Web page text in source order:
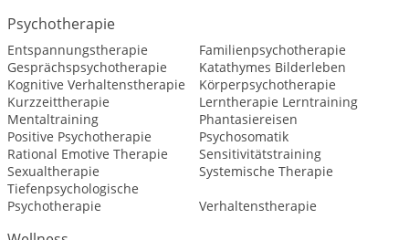
Psychotherapie
Entspannungstherapie
Familienpsychotherapie
Gesprächspsychotherapie
Katathymes Bilderleben
Kognitive Verhaltenstherapie
Körperpsychotherapie
Kurzzeittherapie
Lerntherapie Lerntraining
Mentaltraining
Phantasiereisen
Positive Psychotherapie
Psychosomatik
Rational Emotive Therapie
Sensitivitätstraining
Sexualtherapie
Systemische Therapie
Tiefenpsychologische
Psychotherapie
Verhaltenstherapie